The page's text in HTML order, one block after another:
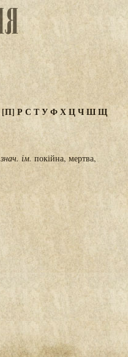
[П] РС ТУФХЦЧШЩ
знач. ім.покійна, мертва,